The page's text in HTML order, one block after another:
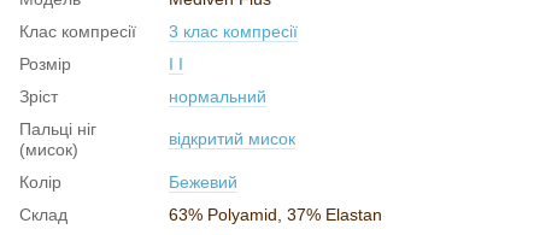
Клас компресії
3 клас компресії
Розмір
I I
Зріст
нормальний
Пальці ніг
(мисок)
відкритий мисок
Колір
Бежевий
Склад
63% Polyamid, 37% Elastan